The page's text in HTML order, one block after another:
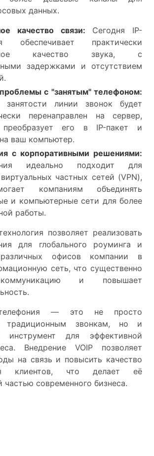
данных.
качество связи: Сегодня IP-
обеспечивает практически
качество звука, с
задержками и отсутствием
с "занятым" телефоном:
занятости линии звонок будет
перенаправлен на сервер,
его в IP-пакет и
ваш компьютер.
с корпоративными решениями:
идеально подходит для
частных сетей (VPN),
компаниям объединять
и компьютерные сети для более
работы.
позволяет реализовать
для глобального роуминга и
офисов компании в
сеть, что существенно
и повышает
телефония — это не просто
традиционным звонкам, но и
инструмент для эффективной
Внедрение VOIP позволяет
на связь и повысить качество
клиентов, что делает её
частью современного бизнеса.